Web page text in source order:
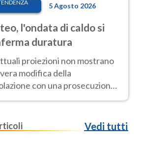
5 Agosto 2026
l'ondata di caldo si
duratura
proiezioni non mostrano
modifica della
con una prosecuzione
fuori scala per molti
Vedi tutti